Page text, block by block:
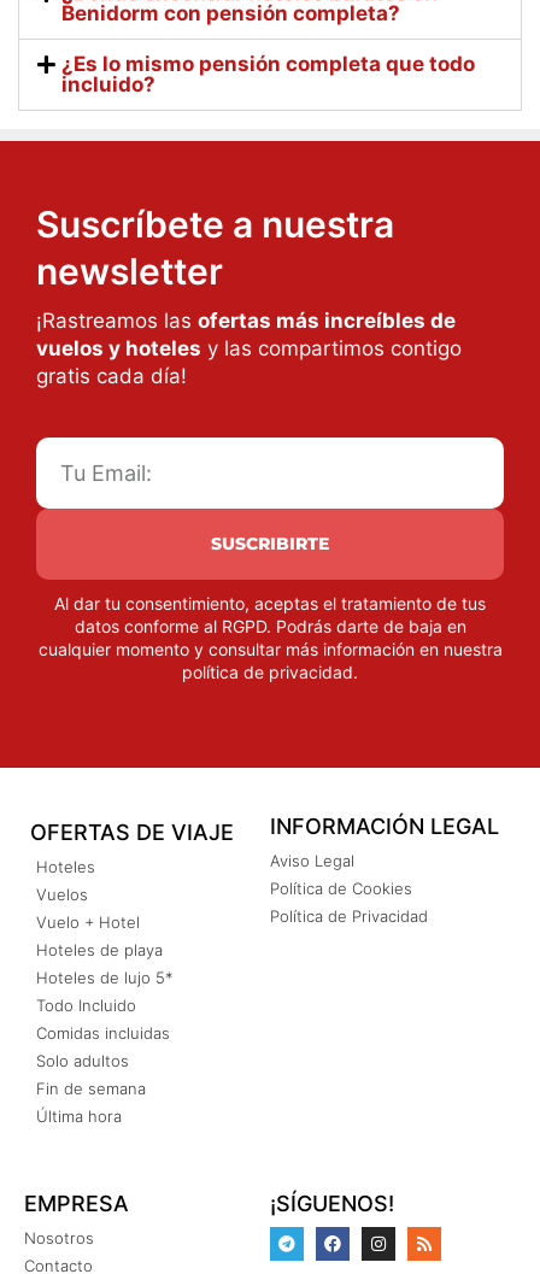
Benidorm con pensión completa?
¿Es lo mismo pensión completa que todo
incluido?
Suscríbete a nuestra
newsletter
¡Rastreamos las ofertas más increíbles de
vuelos y hoteles y las compartimos contigo
gratis cada día!
SUSCRIBIRTE
Al dar tu consentimiento, aceptas el tratamiento de tus
datos conforme al RGPD. Podrás darte de baja en
cualquier momento y consultar más información en nuestra
política de privacidad.
OFERTAS DE VIAJE
Hoteles
Vuelos
Vuelo + Hotel
Hoteles de playa
Hoteles de lujo 5*
Todo Incluido
Comidas incluidas
Solo adultos
Fin de semana
Última hora
INFORMACIÓN LEGAL
Aviso Legal
Política de Cookies
Política de Privacidad
EMPRESA
Nosotros
Contacto
¡SÍGUENOS!